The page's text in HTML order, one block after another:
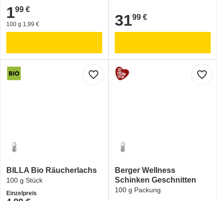
1,99 €
199 €
100 g 1,99 €
31,99 €
3199 €
favorite_border
BILLA Bio Räucherlachs
100 g Stück
Einzelpreis
favorite_border
Berger Wellness
Schinken Geschnitten
100 g Packung